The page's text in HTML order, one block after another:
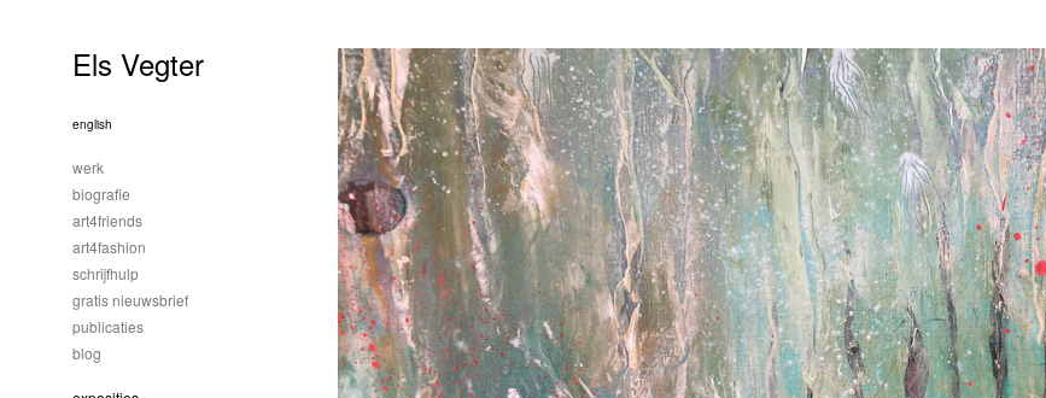
Els Vegter
english
werk
biografie
art4friends
art4fashion
schrijfhulp
gratis nieuwsbrief
publicaties
blog